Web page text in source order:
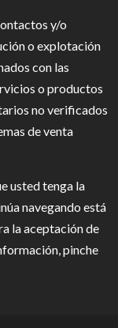
y/o
o explotación
con las
o productos
no verificados
de venta
usted tenga la
navegando está
la aceptación de
pinche